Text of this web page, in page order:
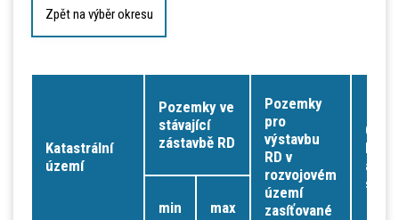
Zpět na výběr okresu
Katastrální
území
Pozemky ve
stávající
zástavbě RD
Pozemky
pro
výstavbu
RD v
rozvojovém
území
zasíťované
a
min
max